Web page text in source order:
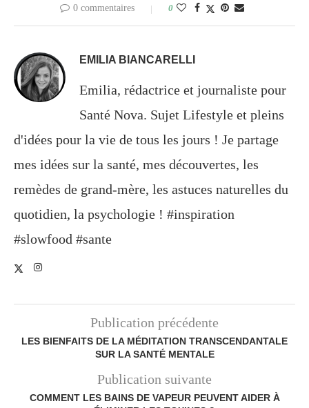
0 commentaires 0
EMILIA BIANCARELLI
Emilia, rédactrice et journaliste pour
Santé Nova. Sujet Lifestyle et pleins
d'idées pour la vie de tous les jours ! Je partage
mes idées sur la santé, mes découvertes, les
remèdes de grand-mère, les astuces naturelles du
quotidien, la psychologie ! #inspiration
#slowfood #sante
Publication précédente
LES BIENFAITS DE LA MÉDITATION TRANSCENDANTALE
SUR LA SANTÉ MENTALE
Publication suivante
COMMENT LES BAINS DE VAPEUR PEUVENT AIDER À